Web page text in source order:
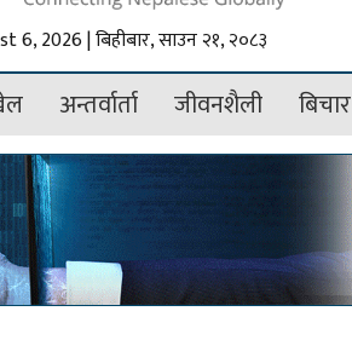
6, 2026 | बिहीबार, साउन २१, २०८३
अन्तर्वार्ता जीवनशैली बिचार